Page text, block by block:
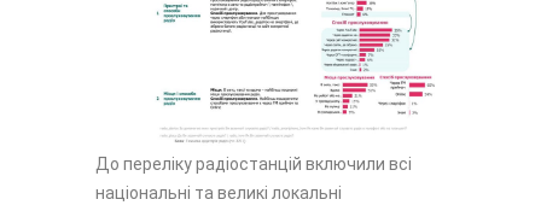
До переліку радіостанцій включили всі
національні та великі локальні